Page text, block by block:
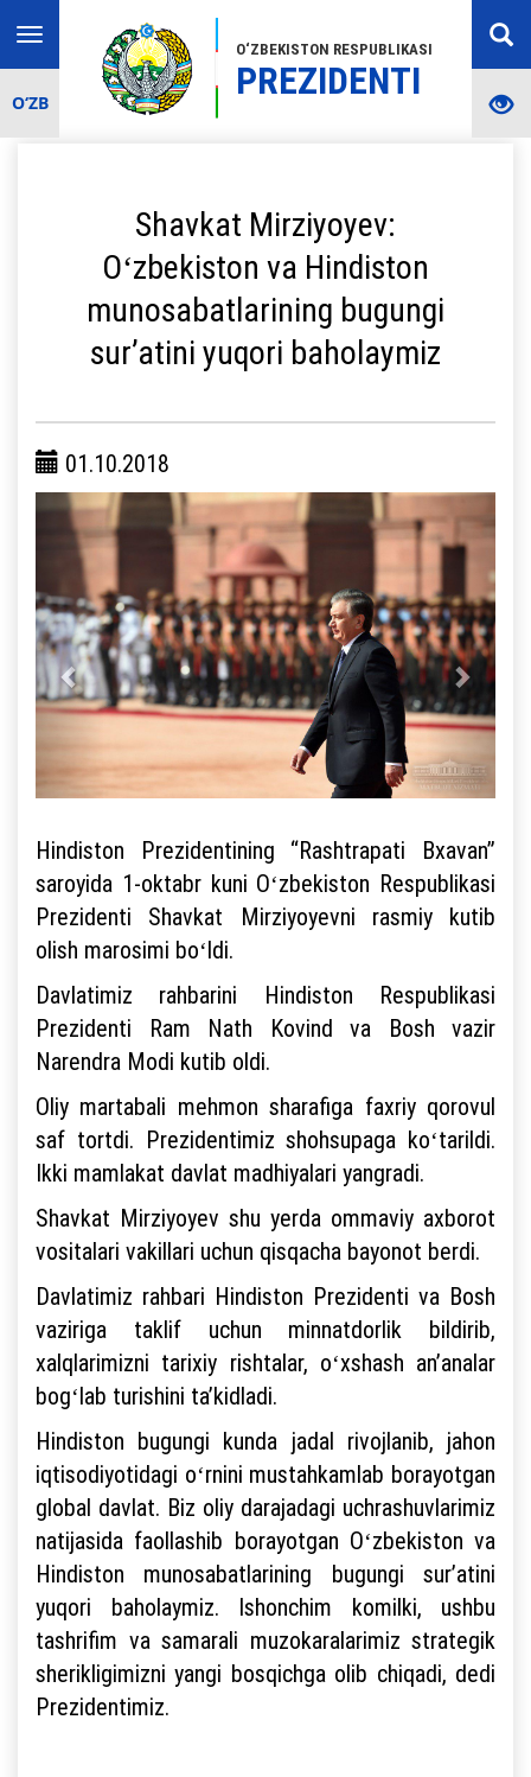
O‘ZBEKISTON RESPUBLIKASI
PREZIDENTI
Toggle
navigation
O‘ZB
Shavkat Mirziyoyev:
Oʻzbekiston va Hindiston
munosabatlarining bugungi
surʼatini yuqori baholaymiz
01.10.2018
Hindiston Prezidentining “Rashtrapati Bxavan”
saroyida 1-oktabr kuni Oʻzbekiston Respublikasi
Prezidenti Shavkat Mirziyoyevni rasmiy kutib
olish marosimi boʻldi.
Davlatimiz rahbarini Hindiston Respublikasi
Prezidenti Ram Nath Kovind va Bosh vazir
Narendra Modi kutib oldi.
Oliy martabali mehmon sharafiga faxriy qorovul
saf tortdi. Prezidentimiz shohsupaga koʻtarildi.
Ikki mamlakat davlat madhiyalari yangradi.
Shavkat Mirziyoyev shu yerda ommaviy axborot
vositalari vakillari uchun qisqacha bayonot berdi.
Davlatimiz rahbari Hindiston Prezidenti va Bosh
vaziriga taklif uchun minnatdorlik bildirib,
xalqlarimizni tarixiy rishtalar, oʻxshash anʼanalar
bogʻlab turishini taʼkidladi.
Hindiston bugungi kunda jadal rivojlanib, jahon
iqtisodiyotidagi oʻrnini mustahkamlab borayotgan
global davlat. Biz oliy darajadagi uchrashuvlarimiz
natijasida faollashib borayotgan Oʻzbekiston va
Hindiston munosabatlarining bugungi surʼatini
yuqori baholaymiz. Ishonchim komilki, ushbu
tashrifim va samarali muzokaralarimiz strategik
sherikligimizni yangi bosqichga olib chiqadi, dedi
Prezidentimiz.